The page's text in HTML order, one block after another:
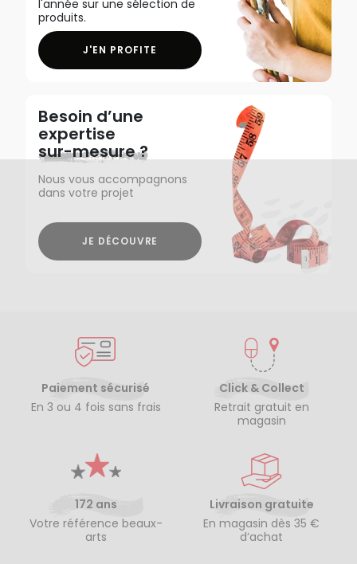
l'année sur une sélection de
produits.
J'EN PROFITE
Besoin d’une
expertise
sur-mesure ?
Nous vous accompagnons
dans votre projet
JE DÉCOUVRE
Paiement sécurisé
En 3 ou 4 fois sans frais
Click & Collect
Retrait gratuit en
magasin
172 ans
Votre référence beaux-
arts
Livraison gratuite
En magasin dès 35 €
d’achat